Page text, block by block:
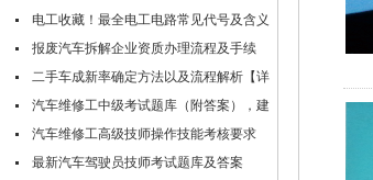
专业知识考试题库
电工收藏！最全电工电路常见代号及含义
报废汽车拆解企业资质办理流程及手续
二手车成新率确定方法以及流程解析【详
解】
汽车维修工中级考试题库（附答案），建
议收藏！
汽车维修工高级技师操作技能考核要求
（附职业技能鉴定考试题库）
最新汽车驾驶员技师考试题库及答案